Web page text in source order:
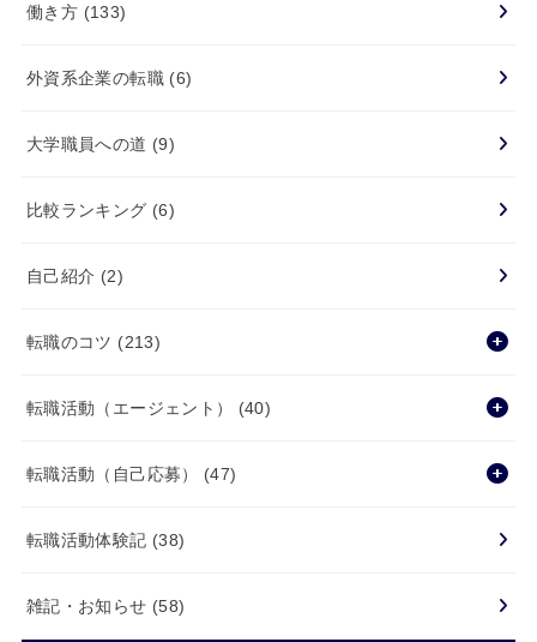
働き方 (133)
外資系企業の転職 (6)
大学職員への道 (9)
比較ランキング (6)
自己紹介 (2)
転職のコツ (213)
転職活動（エージェント） (40)
転職活動（自己応募） (47)
転職活動体験記 (38)
雑記・お知らせ (58)